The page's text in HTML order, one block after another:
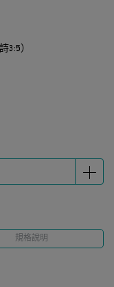
）
規格說明